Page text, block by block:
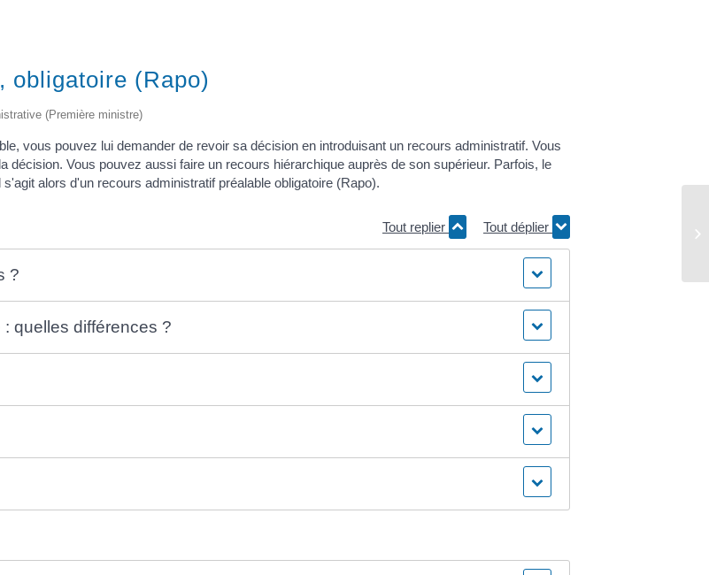
obligatoire (Rapo)
(Première ministre)
vous pouvez lui demander de revoir sa décision en introduisant un recours administratif. Vous
décision. Vous pouvez aussi faire un recours hiérarchique auprès de son supérieur. Parfois, le
alors d'un recours administratif préalable obligatoire (Rapo).
Tout replier Tout déplier
?
quelles différences ?